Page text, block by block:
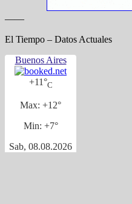
——
El Tiempo – Datos Actuales
Buenos Aires
+11°C
Max: +12°
Min: +7°
Sab, 08.08.2026